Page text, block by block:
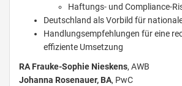
Haftungs- und Compliance-
Deutschland als Vorbild für
Handlungsempfehlungen für eine
effiziente Umsetzung
RA Frauke-Sophie Nieskens, AWB
Johanna Rosenauer, BA, PwC